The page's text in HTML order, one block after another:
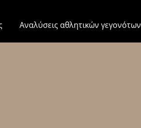
Αναλύσεις αθλητικών γεγονότων